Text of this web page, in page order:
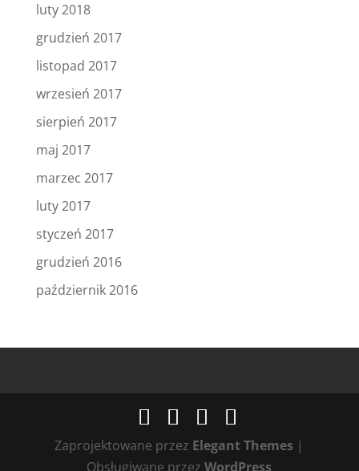
luty 2018
grudzień 2017
listopad 2017
wrzesień 2017
sierpień 2017
maj 2017
marzec 2017
luty 2017
styczeń 2017
grudzień 2016
październik 2016
Zaprojektowane przez Elegant Themes |
Obsługiwane przezWordPress